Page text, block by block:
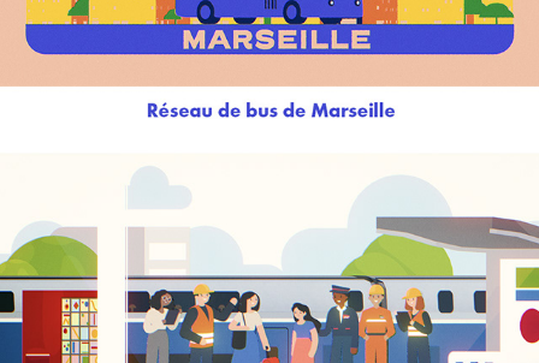
SNCF système ferroviaire